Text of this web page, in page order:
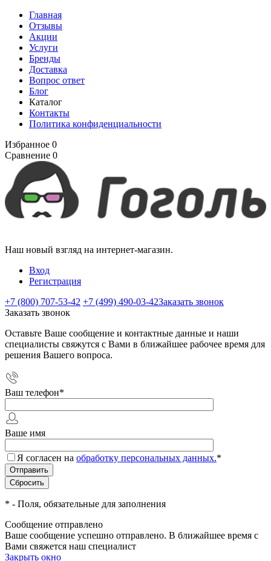
Главная
Отзывы
Акции
Услуги
Бренды
Доставка
Вопрос ответ
Блог
Каталог
Контакты
Политика конфиденциальности
Избранное 0
Сравнение 0
Наш новый взгляд на интернет-магазин.
Вход
Регистрация
+7 (800) 707-53-42 +7 (499) 490-03-42Заказать звонок
Заказать звонок
Оставьте Ваше сообщение и контактные данные и наши
специалисты свяжутся с Вами в ближайшее рабочее время для
решения Вашего вопроса.
Ваш телефон*
Ваше имя
Я согласен на обработку персональных данных.*
* - Поля, обязательные для заполнения
Сообщение отправлено
Ваше сообщение успешно отправлено. В ближайшее время с
Вами свяжется наш специалист
Закрыть окно